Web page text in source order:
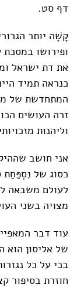
דף סט.
קָשָׁה יותר
ופירושו
את דת ישראל
כנראה תמיד
המתחדשת של
זרה העושים
וליהנות
אני חושב
כסוג של
לעולם משבאה
מצויה בשני
עוד דבר
של אליסון הוא
בכי על כל
חוזרת בסיפור